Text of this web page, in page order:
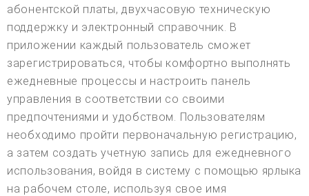
абонентской платы, двухчасовую техническую
поддержку и электронный справочник. В
приложении каждый пользователь сможет
зарегистрироваться, чтобы комфортно выполнять
ежедневные процессы и настроить панель
управления в соответствии со своими
предпочтениями и удобством. Пользователям
необходимо пройти первоначальную регистрацию,
а затем создать учетную запись для ежедневного
использования, войдя в систему с помощью ярлыка
на рабочем столе, используя свое имя